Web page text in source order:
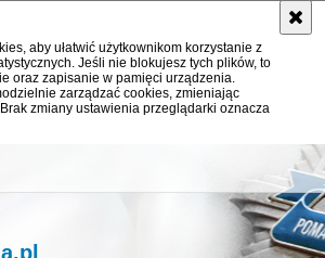
aby ułatwić użytkownikom korzystanie z
Jeśli nie blokujesz tych plików, to
oraz zapisanie w pamięci urządzenia.
zarządzać cookies, zmieniając
zmiany ustawienia przeglądarki oznacza